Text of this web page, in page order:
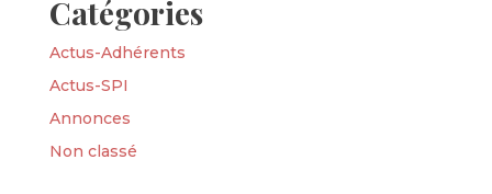
Catégories
Actus-Adhérents
Actus-SPI
Annonces
Non classé